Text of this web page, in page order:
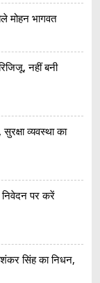
मोहन भागवत
नहीं बनी
व्यवस्था का
पर करें
सिंह का निधन,